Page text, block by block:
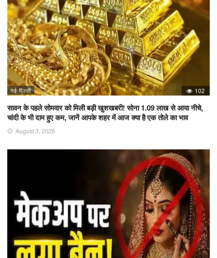
नई दिल्ली 102
सावन के पहले सोमवार को मिली बड़ी खुशखबरी! सोना 1.09 लाख से आया नीचे,
चांदी के भी दाम हुए कम, जानें आपके शहर में आज क्या है एक तोले का भाव
August 3, 2026